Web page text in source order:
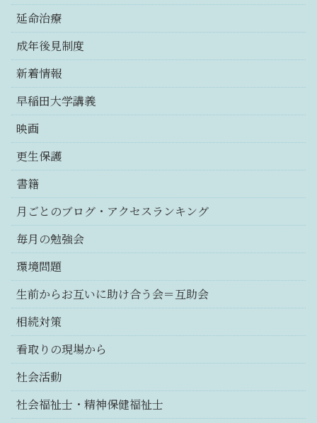
延命治療
成年後見制度
新着情報
早稲田大学講義
映画
更生保護
書籍
月ごとのブログ・アクセスランキング
毎月の勉強会
環境問題
生前からお互いに助け合う会＝互助会
相続対策
看取りの現場から
社会活動
社会福祉士・精神保健福祉士